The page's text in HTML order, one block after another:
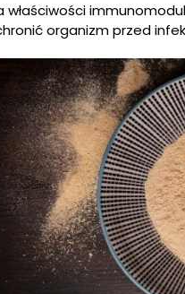
organizm przed